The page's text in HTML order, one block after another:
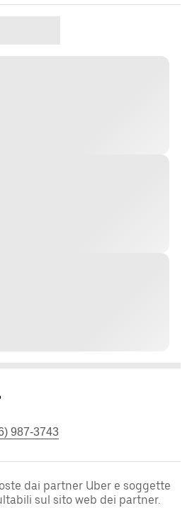
987-3743
dai partner Uber e soggette
sul sito web dei partner.